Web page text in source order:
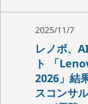
2025/11/7
レノボ、
ト 「
2026」結
スコンサ